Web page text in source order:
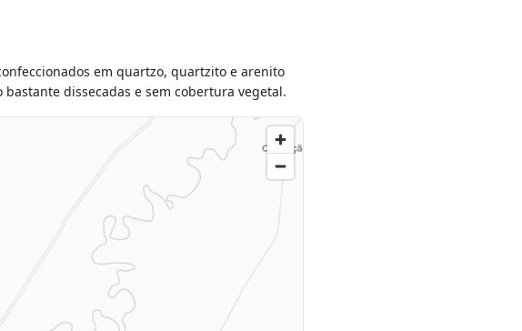
em quartzo, quartzito e arenito
dissecadas e sem cobertura vegetal.